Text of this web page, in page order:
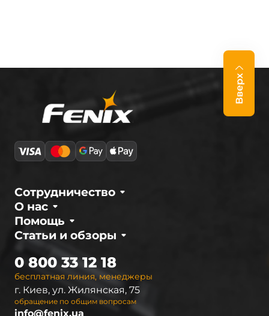
Вверх
О нас
Сотрудничество
Статьи и обзоры
Помощь
бесплатная линия, менеджеры
0 800 33 12 18
г. Киев, ул. Жилянская, 75
обращение по общим вопросам
info@fenix.ua